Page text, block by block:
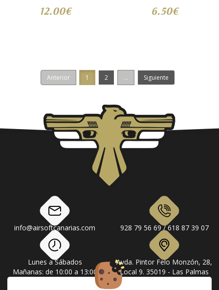
12.00€ 6.50€
Anterior 1 2 ... Siguiente
info@airsoftcanarias.com 928 79 56 69 / 618 87 39 07
Lunes a Sábados
Mañanas: de 10:00 a 13:00
Avda. Pintor Felo Monzón, 28,
Local 9. 35019 - Las Palmas